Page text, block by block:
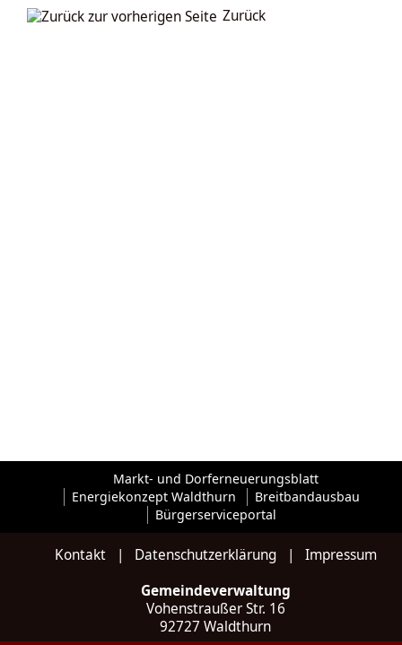
Zurück
Markt- und Dorferneuerungsblatt
Energiekonzept Waldthurn
Breitbandausbau
Bürgerserviceportal
Kontakt| Datenschutzerklärung| Impressum
Gemeindeverwaltung
Vohenstraußer Str. 16
92727 Waldthurn